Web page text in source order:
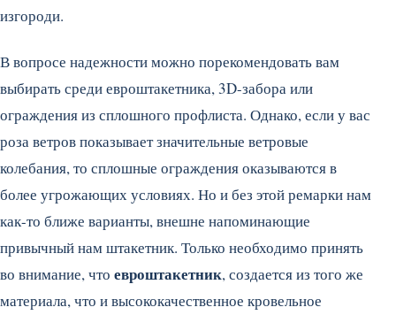
изгороди.
В вопросе надежности можно порекомендовать вам
выбирать среди евроштакетника, 3D-забора или
ограждения из сплошного профлиста. Однако, если у вас
роза ветров показывает значительные ветровые
колебания, то сплошные ограждения оказываются в
более угрожающих условиях. Но и без этой ремарки нам
как-то ближе варианты, внешне напоминающие
привычный нам штакетник. Только необходимо принять
во внимание, что евроштакетник, создается из того же
материала, что и высококачественное кровельное